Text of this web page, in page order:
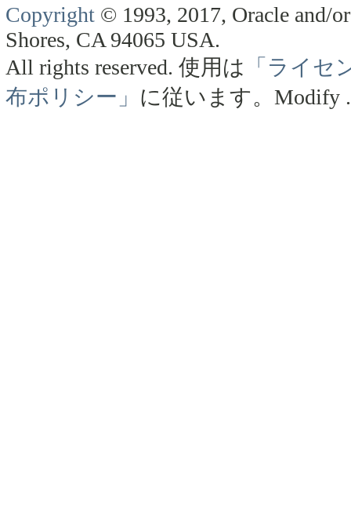
Copyright © 1993, 2017, Oracle and/
Shores, CA 94065 USA.
All rights reserved. 使用は 「ライセ
布ポリシー」 に従います。 Modify